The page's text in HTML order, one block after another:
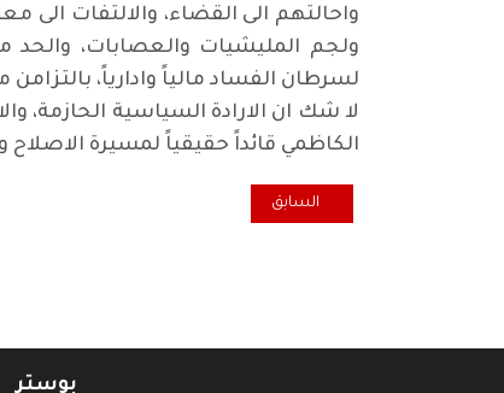
واحالتهم الى القضاء، والالتفات الى
ولجم المليشيات والعصابات، والحد
لسرطان الفساد مالياً وادارياً،
لا شك ان الارادة السياسية
الكاظمي قائداً حقيقياً لمسيرة
المقال السابق: وارواح العراقيين ياهيأة المنافذ؟
السابق
بوستر